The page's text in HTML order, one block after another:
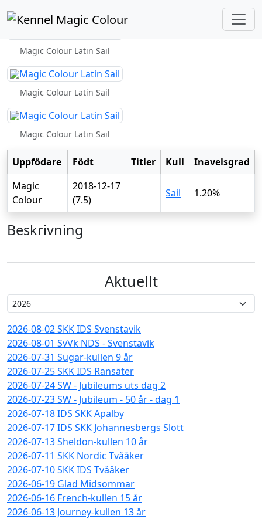
Magic Colour Latin Sail
Magic Colour Latin Sail
Magic Colour Latin Sail
Magic Colour Latin Sail
Uppfödare Födt Titler Kull
Inavelsgrad
Magic
Colour
2018-12-17
(7.5)
Sail 1.20%
Beskrivning
Aktuellt
2026-08-02 SKK IDS Svenstavik
2026-08-01 SvVk NDS - Svenstavik
2026-07-31 Sugar-kullen 9 år
2026-07-25 SKK IDS Ransäter
2026-07-24 SW - Jubileums uts dag 2
2026-07-23 SW - Jubileum - 50 år - dag 1
2026-07-18 IDS SKK Apalby
2026-07-17 IDS SKK Johannesbergs Slott
2026-07-13 Sheldon-kullen 10 år
2026-07-11 SKK Nordic Tvååker
2026-07-10 SKK IDS Tvååker
2026-06-19 Glad Midsommar
2026-06-16 French-kullen 15 år
2026-06-13 Journey-kullen 13 år